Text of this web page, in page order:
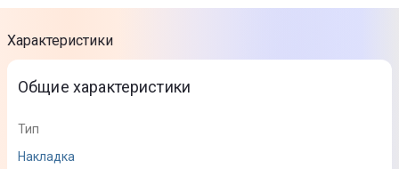
Характеристики
Общие характеристики
Тип
Накладка